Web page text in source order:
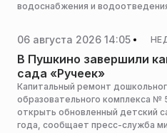
водоснабжения и
коммунального хозяйства
06 августа 2026 14:05
В Пушкино завершили
сада «Ручеек»
Капитальный ремонт
образовательного комплекса №
открыть обновленный детский
года, сообщает пресс-служба